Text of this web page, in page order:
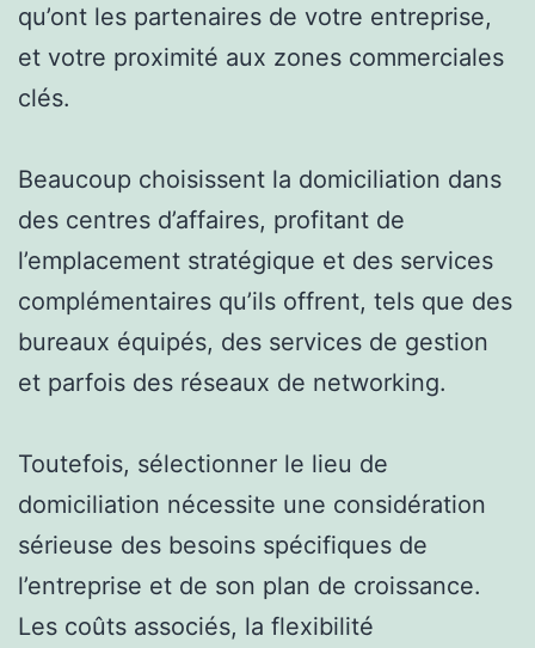
qu’ont les partenaires de votre entreprise,
et votre proximité aux zones commerciales
clés.
Beaucoup choisissent la domiciliation dans
des centres d’affaires, profitant de
l’emplacement stratégique et des services
complémentaires qu’ils offrent, tels que des
bureaux équipés, des services de gestion
et parfois des réseaux de networking.
Toutefois, sélectionner le lieu de
domiciliation nécessite une considération
sérieuse des besoins spécifiques de
l’entreprise et de son plan de croissance.
Les coûts associés, la flexibilité